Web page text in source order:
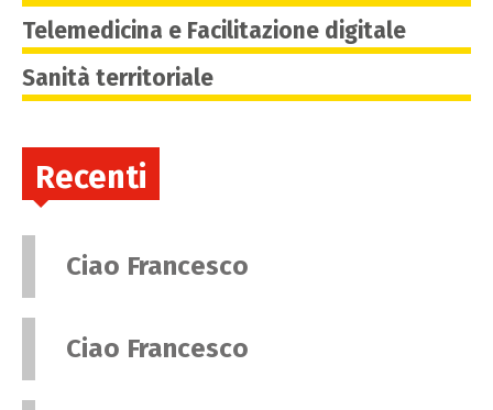
Telemedicina e Facilitazione digitale
Sanità territoriale
Recenti
Ciao Francesco
Ciao Francesco